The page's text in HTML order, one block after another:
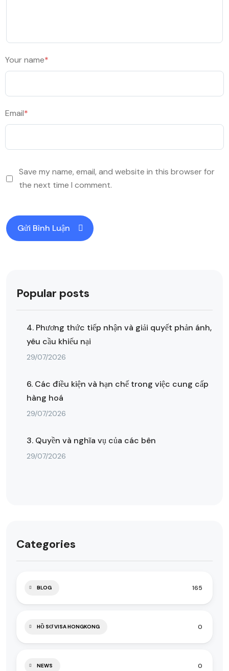
Your name*
Email*
Save my name, email, and website in this browser for
the next time I comment.
Popular posts
4. Phương thức tiếp nhận và giải quyết phản ánh,
yêu cầu khiếu nại
29/07/2026
6. Các điều kiện và hạn chế trong việc cung cấp
hàng hoá
29/07/2026
3. Quyền và nghĩa vụ của các bên
29/07/2026
Categories
BLOG 165
HỒ SƠ VISA HONGKONG 0
NEWS 0